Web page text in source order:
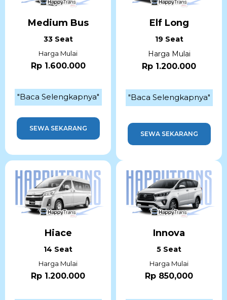
Medium Bus
33 Seat
Harga Mulai
Rp 1.600.000
"Baca Selengkapnya"
SEWA SEKARANG
Elf Long
19 Seat
Harga Mulai
Rp 1.200.000
"Baca Selengkapnya"
SEWA SEKARANG
Hiace
14 Seat
Harga Mulai
Rp 1.200.000
Innova
5 Seat
Harga Mulai
Rp 850,000